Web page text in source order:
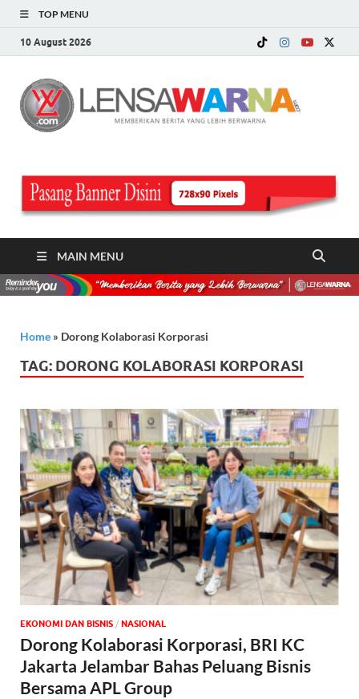
TOP MENU
10 August 2026
MAIN MENU
Home » Dorong Kolaborasi Korporasi
TAG: DORONG KOLABORASI KORPORASI
EKONOMI DAN BISNIS / NASIONAL
Dorong Kolaborasi Korporasi, BRI KC
Jakarta Jelambar Bahas Peluang Bisnis
Bersama APL Group